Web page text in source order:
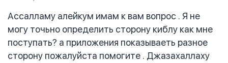
Ассалламу алейкум имам к вам вопрос . Я не
могу точьно определить сторону киблу как мне
поступать? а приложения показываеть разное
сторону пожалуйста помогите . Джазахаллаху